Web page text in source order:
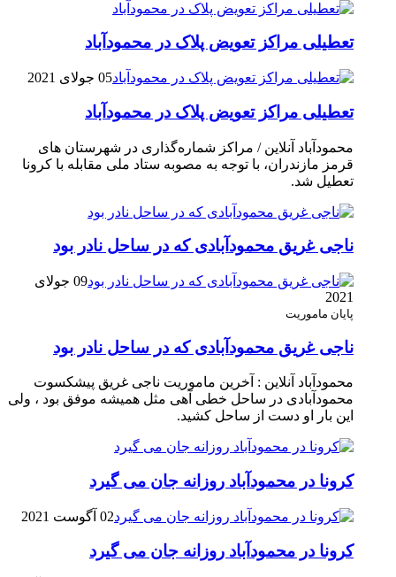
تعطیلی مراکز تعویض پلاک در محمودآباد
05 جولای 2021
تعطیلی مراکز تعویض پلاک در محمودآباد
محمودآباد آنلاین / مراکز شماره‌گذاری در شهر‌ستان های
قرمز مازندران، با توجه به مصوبه ستاد ملی مقابله با کرونا
تعطیل شد.
ناجی غریق محمودآبادی که در ساحل نادر بود
09 جولای
2021
پایان ماموریت
ناجی غریق محمودآبادی که در ساحل نادر بود
محمودآباد آنلاین : آخرین ماموریت ناجی غریق پیشکسوت
محمودآبادی در ساحل خطی آهی مثل همیشه موفق بود ، ولی
این بار او دست از ساحل کشید.
کرونا در محمودآباد روزانه جان می گیرد
02 آگوست 2021
کرونا در محمودآباد روزانه جان می گیرد